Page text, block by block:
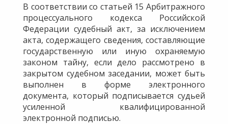
В соответствии со статьей 15 Арбитражного
процессуального кодекса Российской
Федерации судебный акт, за исключением
акта, содержащего сведения, составляющие
государственную или иную охраняемую
законом тайну, если дело рассмотрено в
закрытом судебном заседании, может быть
выполнен в форме электронного
документа, который подписывается судьей
усиленной квалифицированной
электронной подписью.